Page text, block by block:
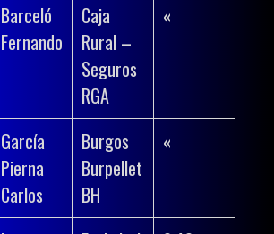
Barceló
Fernando
Caja
Rural –
Seguros
RGA
«
García
Pierna
Carlos
Burgos
Burpellet
BH
«